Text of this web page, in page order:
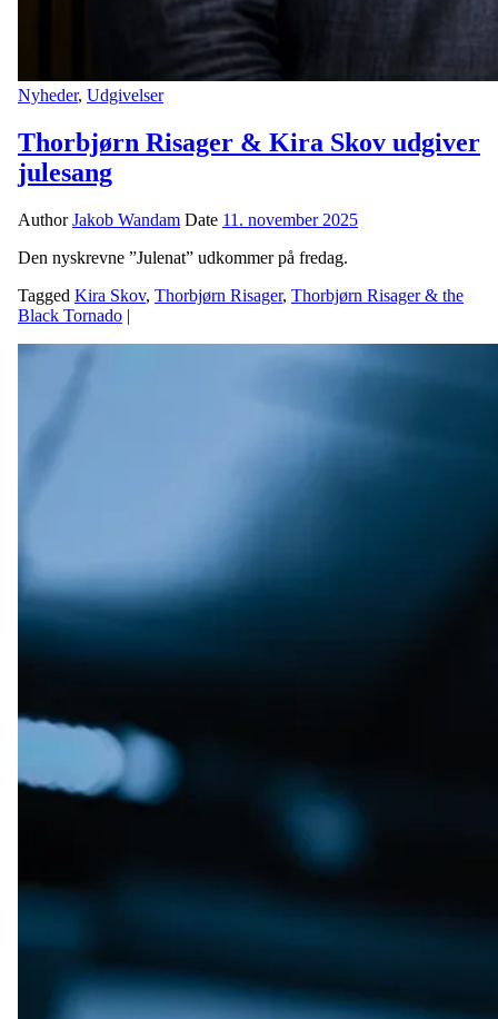
Nyheder, Udgivelser
Thorbjørn Risager & Kira Skov udgiver
julesang
AuthorJakob Wandam Date 11. november 2025
Den nyskrevne ”Julenat” udkommer på fredag.
Tagged Kira Skov, Thorbjørn Risager, Thorbjørn Risager & the
Black Tornado |